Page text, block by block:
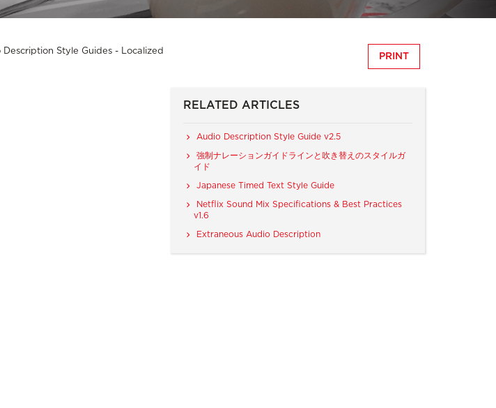
Description Style Guides - Localized
PRINT
RELATED ARTICLES
Audio Description Style Guide v2.5
強制ナレーションガイドラインと吹き替えのスタイルガ
イド
Japanese Timed Text Style Guide
Netflix Sound Mix Specifications & Best Practices
v1.6
Extraneous Audio Description